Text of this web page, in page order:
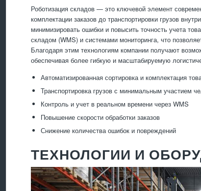
Роботизация складов — это ключевой элемент
комплектации заказов до транспортировки грузов
минимизировать ошибки и повысить точность учета
складом (WMS) и системами мониторинга, что
Благодаря этим технологиям компании получают
обеспечивая более гибкую и масштабируемую
Автоматизированная сортировка и комплектация
Транспортировка грузов с минимальным участием
Контроль и учет в реальном времени через WMS
Повышение скорости обработки заказов
Снижение количества ошибок и повреждений
ТЕХНОЛОГИИ И